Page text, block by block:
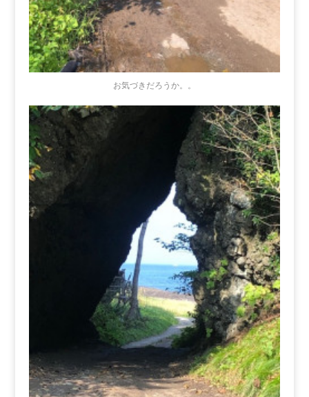
お気づきだろうか。。